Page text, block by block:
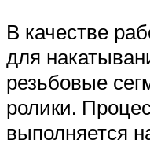
В качестве
для
резьбовые
ролики.
выполняется